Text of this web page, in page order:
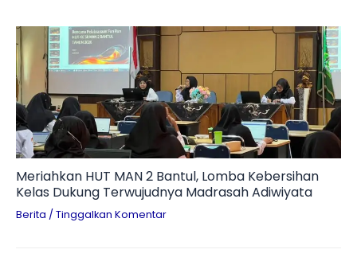
Meriahkan HUT MAN 2 Bantul, Lomba Kebersihan
Kelas Dukung Terwujudnya Madrasah Adiwiyata
Berita / Tinggalkan Komentar